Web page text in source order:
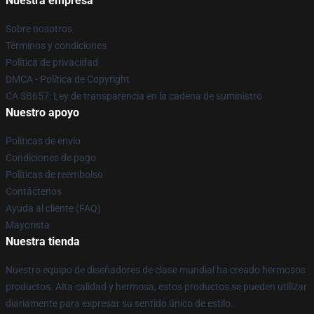
Sobre nosotros
Términos y condiciones
Política de privacidad
DMCA - Política de Copyright
CA SB657: Ley de transparencia en la cadena de suministro
Nuestro apoyo
Políticas de envío
Condiciones de pago
Políticas de reembolso
Contáctenos
Ayuda al cliente (FAQ)
Mayorista
Nuestra tienda
Nuestro equipo de diseñadores de clase mundial ha creado hermosos
productos. Alta calidad y hermosa, estos productos se pueden utilizar
diariamente para expresar su sentido único de estilo.